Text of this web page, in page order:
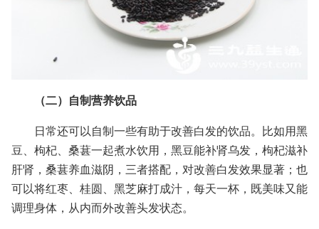
（二）自制营养饮品
日常还可以自制一些有助于改善白发的饮品。比如用黑
豆、枸杞、桑葚一起煮水饮用，黑豆能补肾乌发，枸杞滋补
肝肾，桑葚养血滋阴，三者搭配，对改善白发效果显著；也
可以将红枣、桂圆、黑芝麻打成汁，每天一杯，既美味又能
调理身体，从内而外改善头发状态。